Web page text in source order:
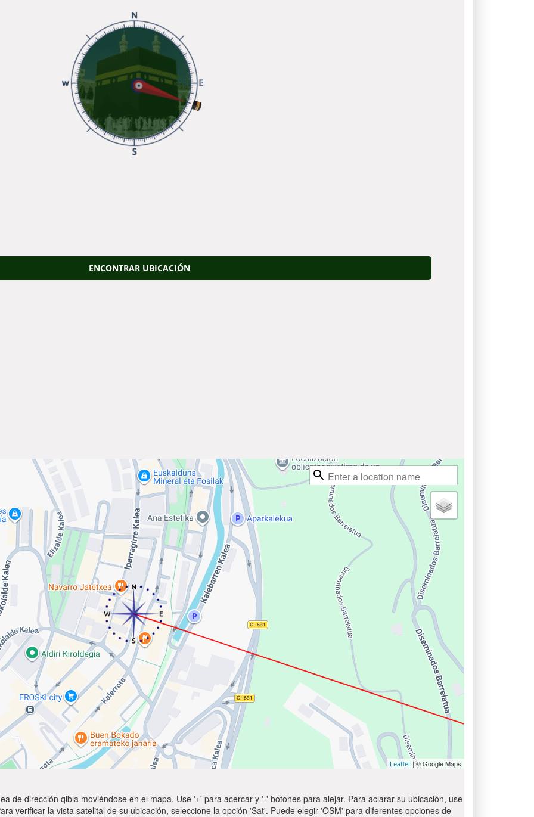
ENCONTRAR UBICACIÓN
Leaflet | © Google Maps
de dirección qibla moviéndose en el mapa. Use '+' para acercar y '-' botones para alejar. Para aclarar su ubicación, use
verificar la vista satelital de su ubicación, seleccione la opción 'Sat'. Puede elegir 'OSM' para diferentes opciones de